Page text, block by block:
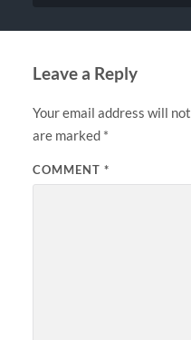
Leave a Reply
Your email address will
are marked *
COMMENT *